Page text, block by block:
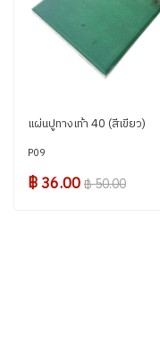
แผ่นปูทางเท้า 40 (สีเขียว)
P09
฿ 36.00฿ 50.00